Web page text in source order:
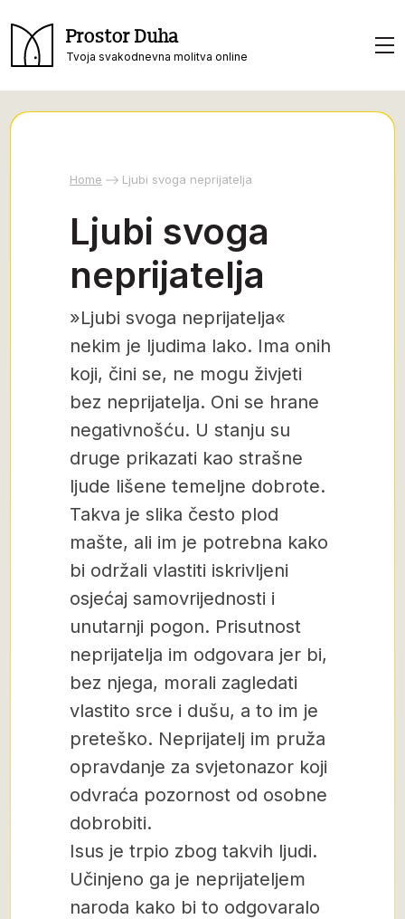
Prostor Duha
Tvoja svakodnevna molitva online
Home Ljubi svoga neprijatelja
Ljubi svoga
neprijatelja
»Ljubi svoga neprijatelja«
nekim je ljudima lako. Ima onih
koji, čini se, ne mogu živjeti
bez neprijatelja. Oni se hrane
negativnošću. U stanju su
druge prikazati kao strašne
ljude lišene temeljne dobrote.
Takva je slika često plod
mašte, ali im je potrebna kako
bi održali vlastiti iskrivljeni
osjećaj samovrijednosti i
unutarnji pogon. Prisutnost
neprijatelja im odgovara jer bi,
bez njega, morali zagledati
vlastito srce i dušu, a to im je
preteško. Neprijatelj im pruža
opravdanje za svjetonazor koji
odvraća pozornost od osobne
dobrobiti.
Isus je trpio zbog takvih ljudi.
Učinjeno ga je neprijateljem
naroda kako bi to odgovaralo